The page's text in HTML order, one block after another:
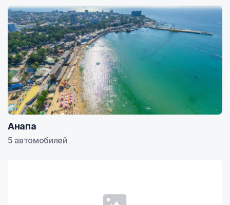
Анапа
5 автомобилей